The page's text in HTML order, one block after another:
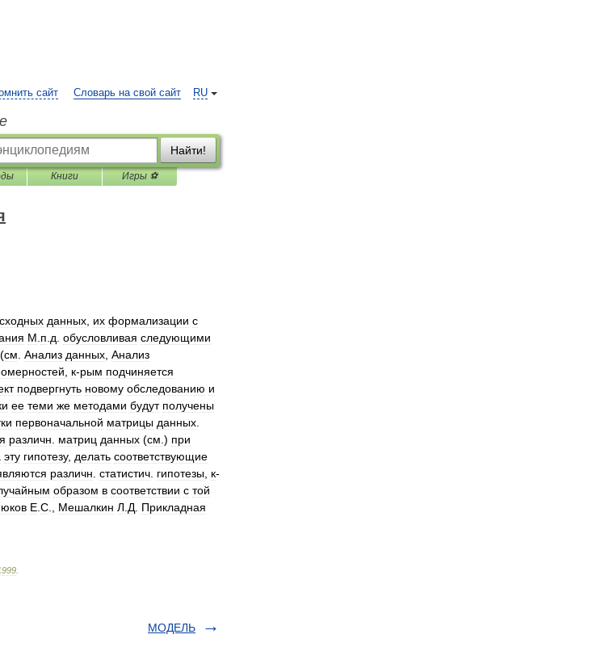
RU
сайт Словарь на свой сайт
Найти!
Книги Игры ⚽
данных их формализации с
М п д обусловливая следующими
(см Анализ данных Анализ
к-рым подчиняется
подвергнуть новому обследованию и
ее теми же методами будут получены
первоначальной матрицы данных
различн матриц данных (см .) при
эту гипотезу, делать соответствующие
различн статистич гипотезы к-
образом в соответствии с той
Е С Мешалкин Л Д Прикладная
МОДЕЛЬ